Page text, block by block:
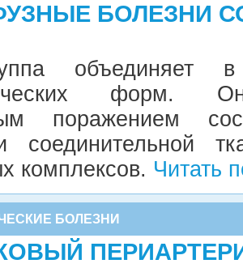
БОЛЕЗНИ
объединяет
форм.
поражением
соединительной
комплексов. Читать
БОЛЕЗНИ